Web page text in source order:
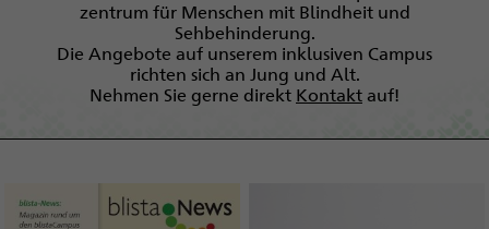
zentrum für Menschen mit Blindheit und
Sehbehinderung.
Die Angebote auf unserem inklusiven Campus
richten sich an Jung und Alt.
Nehmen Sie gerne direkt Kontakt auf!